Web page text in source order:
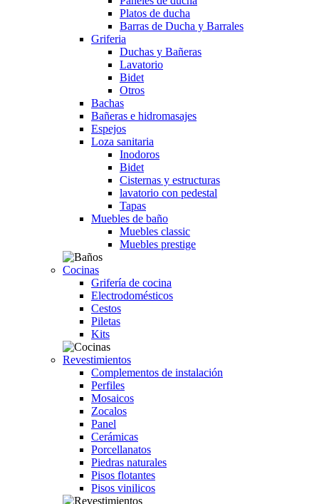
Platos de ducha
Barras de Ducha y Barrales
Griferia
Duchas y Bañeras
Lavatorio
Bidet
Otros
Bachas
Bañeras e hidromasajes
Espejos
Loza sanitaria
Inodoros
Bidet
Cisternas y estructuras
lavatorio con pedestal
Tapas
Muebles de baño
Muebles classic
Muebles prestige
Cocinas
Grifería de cocina
Electrodomésticos
Cestos
Piletas
Kits
Revestimientos
Complementos de instalación
Perfiles
Mosaicos
Zocalos
Panel
Cerámicas
Porcellanatos
Piedras naturales
Pisos flotantes
Pisos vinilicos